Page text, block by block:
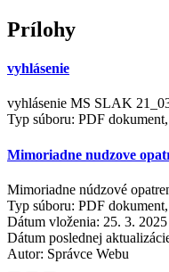
Prílohy
vyhlásenie
vyhlásenie MS SLAK
Typ súboru: PDF
Mimoriadne nudzove
Mimoriadne núdzové
Typ súboru: PDF
Dátum vloženia: 25. 3.
Dátum poslednej
Autor: Správce Webu